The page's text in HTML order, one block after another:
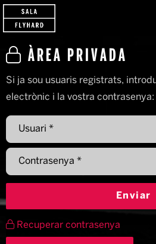
ÀREA PRIVADA
Si ja sou usuaris registrats,
electrònic i la vostra contrasenya:
Usuari*
Contrasenya*
Enviar
Recuperar contrasenya